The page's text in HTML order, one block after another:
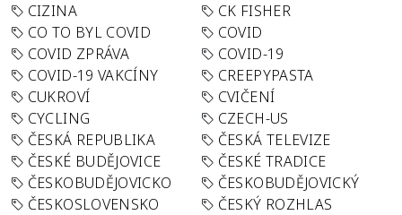
CIZINA
CK FISHER
CO TO BYL COVID
COVID
COVID ZPRÁVA
COVID-19
COVID-19 VAKCÍNY
CREEPYPASTA
CUKROVÍ
CVIČENÍ
CYCLING
CZECH-US
ČESKÁ REPUBLIKA
ČESKÁ TELEVIZE
ČESKÉ BUDĚJOVICE
ČESKÉ TRADICE
ČESKOBUDĚJOVICKO
ČESKOBUDĚJOVICKÝ
ČESKOSLOVENSKO
ČESKÝ ROZHLAS